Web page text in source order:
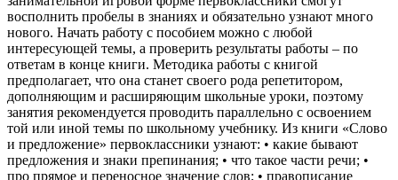
восполнить пробелы в знаниях и обязательно узнают много
нового. Начать работу с пособием можно с любой
интересующей темы, а проверить результаты работы – по
ответам в конце книги. Методика работы с книгой
предполагает, что она станет своего рода репетитором,
дополняющим и расширяющим школьные уроки, поэтому
занятия рекомендуется проводить параллельно с освоением
той или иной темы по школьному учебнику. Из книги «Слово
и предложение» первоклассники узнают: • какие бывают
предложения и знаки препинания; • что такое части речи; •
про прямое и переносное значение слов; • правописание